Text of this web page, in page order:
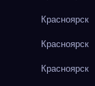
Красноярск
Красноярск
Красноярск